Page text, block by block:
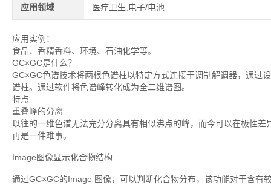
应用领域 医疗卫生,电子/电池
应用实例：
食品、香精香料、环境、石油化学等。
GC×GC是什么？
GC×GC色谱技术将两根色谱柱以特定方式连接于调制解调器，通过
谱柱。通过软件将色谱峰转化成为全二维谱图。
特点
重叠峰的分离
以往的一维色谱无法充分分离具有相似沸点的峰，而今可以在极性
再是一件难事。
Image图像显示化合物结构
通过GC×GC的Image 图像，可以判断化合物分布，该功能对于含有